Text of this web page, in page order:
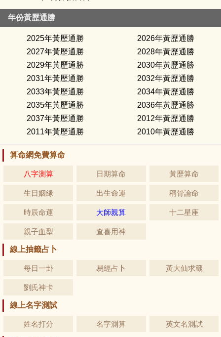
年份黃歷通勝
2025年黃歷通勝
2026年黃歷通勝
2027年黃歷通勝
2028年黃歷通勝
2029年黃歷通勝
2030年黃歷通勝
2031年黃歷通勝
2032年黃歷通勝
2033年黃歷通勝
2034年黃歷通勝
2035年黃歷通勝
2036年黃歷通勝
2037年黃歷通勝
2012年黃歷通勝
2011年黃歷通勝
2010年黃歷通勝
算命網免費算命
八字測算 日期算命 黃歷算命
生日姻緣 出生命運 稱骨論命
時辰命運 大師親算 十二星座
親子血型 查喜用神
線上抽籤占卜
每日一卦 易經占卜 黃大仙求籤
劉氏神卡
線上名字測試
姓名打分 名字測算 英文名測試